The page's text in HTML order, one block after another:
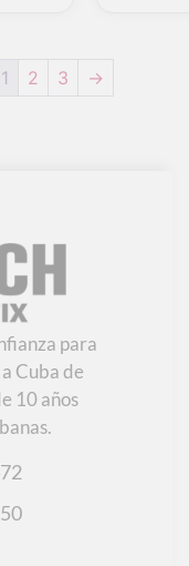
1 2 3 →
para
Cuba de
10 años